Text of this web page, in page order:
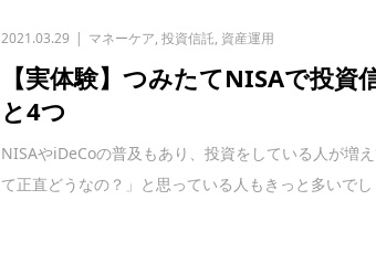
2021.03.29 マネーケア,投資信託, 資産運用
【実体験】つみたてNISAで投資
と4つ
NISAやiDeCoの普及もあり、投資をしている人が増
て正直どうなの？」と思っている人もきっと多いで